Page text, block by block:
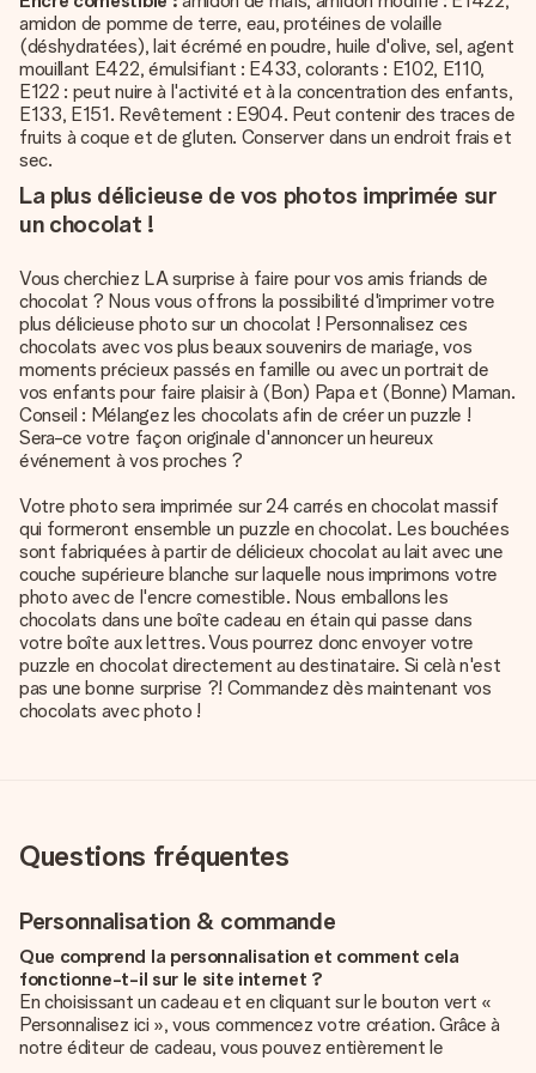
amidon de pomme de terre, eau, protéines de volaille
(déshydratées), lait écrémé en poudre, huile d'olive, sel, agent
mouillant E422, émulsifiant : E433, colorants : E102, E110,
E122 : peut nuire à l'activité et à la concentration des enfants,
E133, E151. Revêtement : E904. Peut contenir des traces de
fruits à coque et de gluten. Conserver dans un endroit frais et
sec.
La plus délicieuse de vos photos imprimée sur
un chocolat !
Vous cherchiez LA surprise à faire pour vos amis friands de
chocolat ? Nous vous offrons la possibilité d'imprimer votre
plus délicieuse photo sur un chocolat ! Personnalisez ces
chocolats avec vos plus beaux souvenirs de mariage, vos
moments précieux passés en famille ou avec un portrait de
vos enfants pour faire plaisir à (Bon) Papa et (Bonne) Maman.
Conseil : Mélangez les chocolats afin de créer un puzzle !
Sera-ce votre façon originale d'annoncer un heureux
événement à vos proches ?
Votre photo sera imprimée sur 24 carrés en chocolat massif
qui formeront ensemble un puzzle en chocolat. Les bouchées
sont fabriquées à partir de délicieux chocolat au lait avec une
couche supérieure blanche sur laquelle nous imprimons votre
photo avec de l'encre comestible. Nous emballons les
chocolats dans une boîte cadeau en étain qui passe dans
votre boîte aux lettres. Vous pourrez donc envoyer votre
puzzle en chocolat directement au destinataire. Si celà n'est
pas une bonne surprise ?! Commandez dès maintenant vos
chocolats avec photo !
Questions fréquentes
Personnalisation & commande
Que comprend la personnalisation et comment cela
fonctionne-t-il sur le site internet ?
En choisissant un cadeau et en cliquant sur le bouton vert «
Personnalisez ici », vous commencez votre création. Grâce à
notre éditeur de cadeau, vous pouvez entièrement le